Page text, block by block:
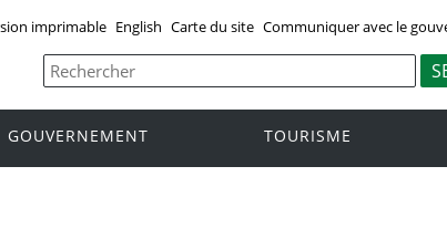
imprimable English Carte du site Communiquer avec le
GOUVERNEMENT TOURISME